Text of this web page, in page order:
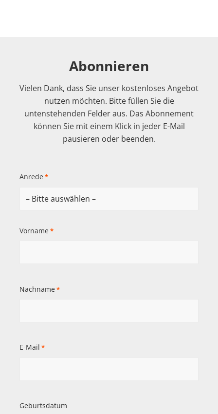
Abonnieren
Vielen Dank, dass Sie unser kostenloses Angebot
nutzen möchten. Bitte füllen Sie die
untenstehenden Felder aus. Das Abonnement
können Sie mit einem Klick in jeder E-Mail
pausieren oder beenden.
Anrede *
Vorname *
Nachname *
E-Mail *
Geburtsdatum